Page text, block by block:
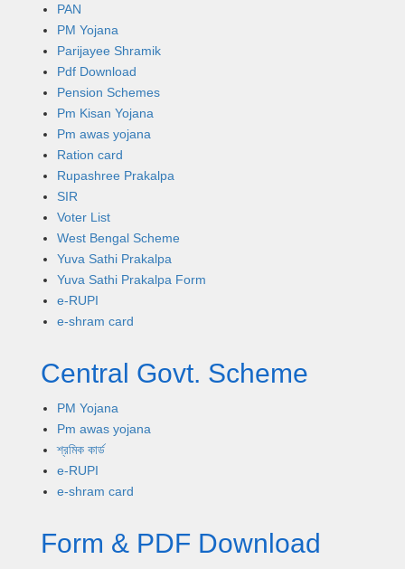
PAN
PM Yojana
Parijayee Shramik
Pdf Download
Pension Schemes
Pm Kisan Yojana
Pm awas yojana
Ration card
Rupashree Prakalpa
SIR
Voter List
West Bengal Scheme
Yuva Sathi Prakalpa
Yuva Sathi Prakalpa Form
e-RUPI
e-shram card
Central Govt. Scheme
PM Yojana
Pm awas yojana
শ্রমিক কার্ড
e-RUPI
e-shram card
Form & PDF Download